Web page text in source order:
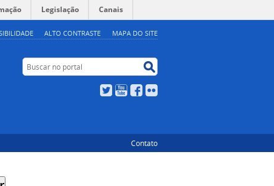
ALTO CONTRASTE MAPA DO SITE
Legislação Canais
Buscar no portal
TwitterYouTubeFacebook
Contato